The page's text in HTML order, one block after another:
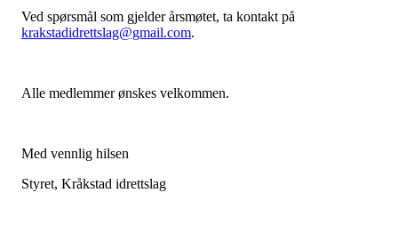
Ved spørsmål som gjelder årsmøtet, ta kontakt på
krakstadidrettslag@gmail.com.
Alle medlemmer ønskes velkommen.
Med vennlig hilsen
Styret, Kråkstad idrettslag